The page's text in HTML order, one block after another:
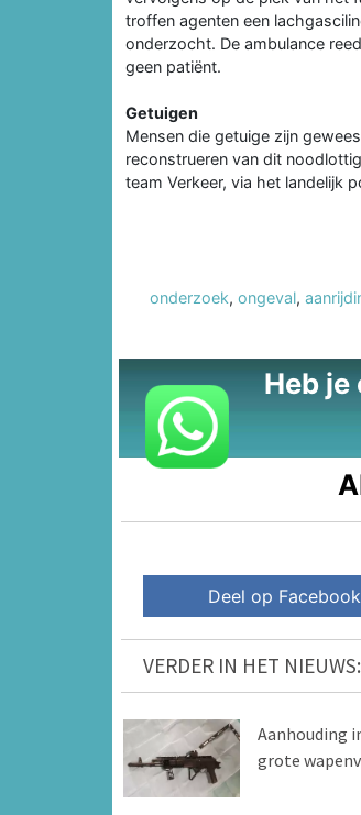
troffen agenten een
onderzocht. De ambulance
geen patiënt.
Getuigen
Mensen die getuige zijn
reconstrueren van dit
team Verkeer, via het landelijk
onderzoek, ongeval,
Heb
Deel op Facebook
VERDER IN HET NIEUWS:
Aanhouding
grote